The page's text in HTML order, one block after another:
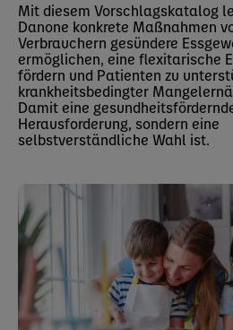
Mit diesem Vorschlagskatalog
Danone konkrete Maßnahmen
Verbrauchern gesündere
ermöglichen, eine flexitarische
fördern und Patienten zu
krankheitsbedingter
Damit eine
Herausforderung, sondern eine
selbstverständliche Wahl ist.